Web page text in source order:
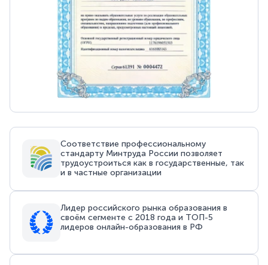
Соответствие профессиональному
стандарту Минтруда России позволяет
трудоустроиться как в государственные, так
и в частные организации
Лидер российского рынка образования в
своём сегменте с 2018 года и ТОП-5
лидеров онлайн-образования в РФ